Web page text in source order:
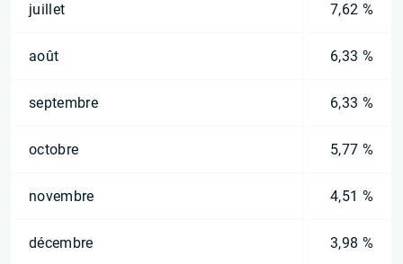
juillet 7,62 %
août 6,33 %
septembre 6,33 %
octobre 5,77 %
novembre 4,51 %
décembre 3,98 %